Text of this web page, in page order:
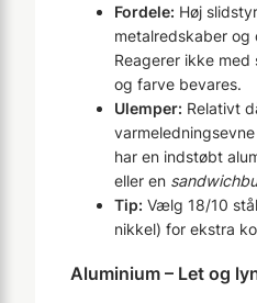
Fordele: Høj
metalredskaber og
Reagerer ikke med
og farve bevares.
Ulemper: Relativt
varmeledningsevne
har en indstøbt
eller en
Tip: Vælg 18/10
nikkel) for ekstra
Aluminium – Let og